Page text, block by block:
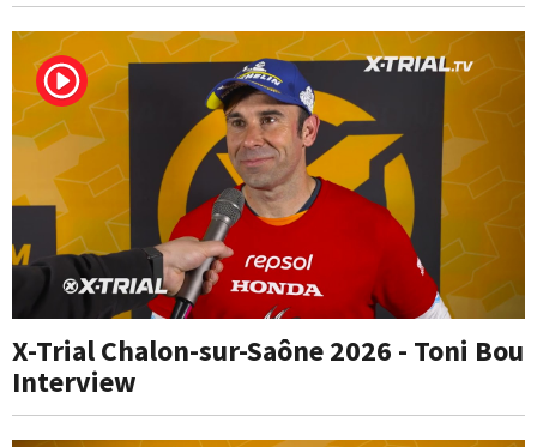
X-Trial Chalon-sur-Saône 2026 - Toni Bou
Interview